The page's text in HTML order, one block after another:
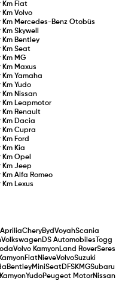
Km Fiat
Km Volvo
Km Mercedes-Benz Otobüs
Km Skywell
Km Bentley
Km Seat
Km MG
Km Maxus
Km Yamaha
Km Yudo
Km Nissan
Km Leapmotor
Km Renault
Km Dacia
Km Cupra
Km Ford
Km Kia
Km Opel
Km Jeep
Km Alfa Romeo
Km Lexus
ApriliaCheryBydVoyahScania
VolkswagenDS Automobiles Togg
Volvo KamyonLand RoverSeres
FiatNieveVolvoSuzuki
BentleyMiniSeatDFSKMGSubaru
YudoPeugeot MotorNissan